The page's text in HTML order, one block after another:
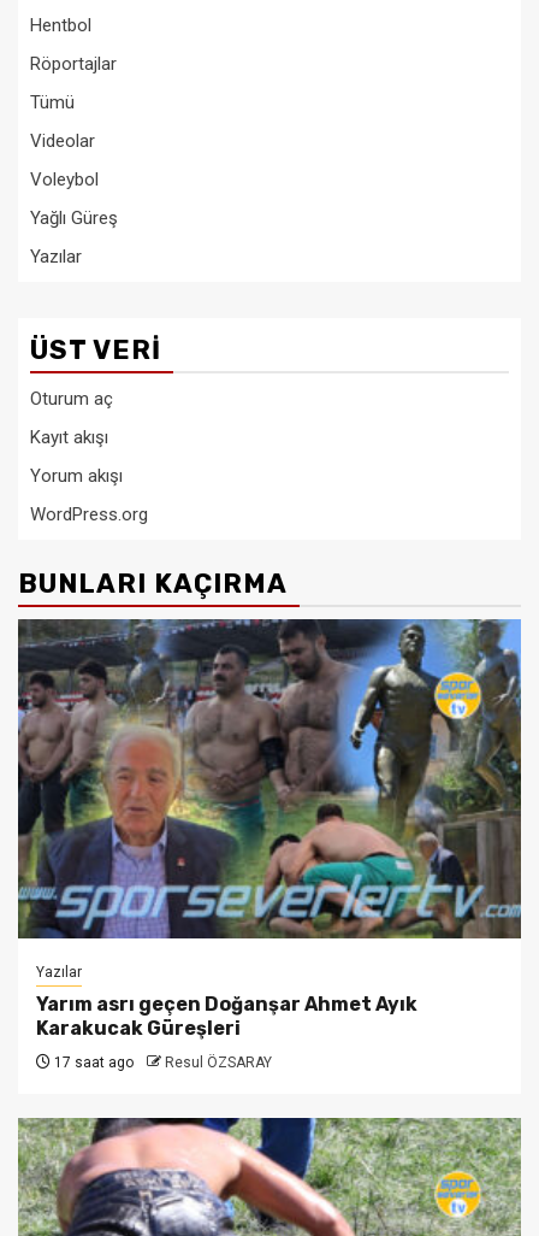
Hentbol
Röportajlar
Tümü
Videolar
Voleybol
Yağlı Güreş
Yazılar
ÜST VERI
Oturum aç
Kayıt akışı
Yorum akışı
WordPress.org
BUNLARI KAÇIRMA
Yazılar
Yarım asrı geçen Doğanşar Ahmet Ayık
Karakucak Güreşleri
17 saat ago Resul ÖZSARAY